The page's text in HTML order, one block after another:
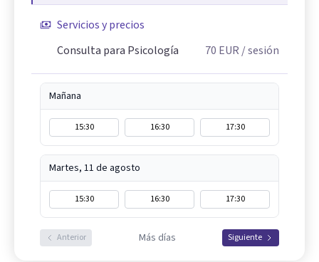
Servicios y precios
Consulta para Psicología
70 EUR / sesión
Mañana
15:30 16:30 17:30
Martes, 11 de agosto
15:30 16:30 17:30
Anterior Más días Siguiente